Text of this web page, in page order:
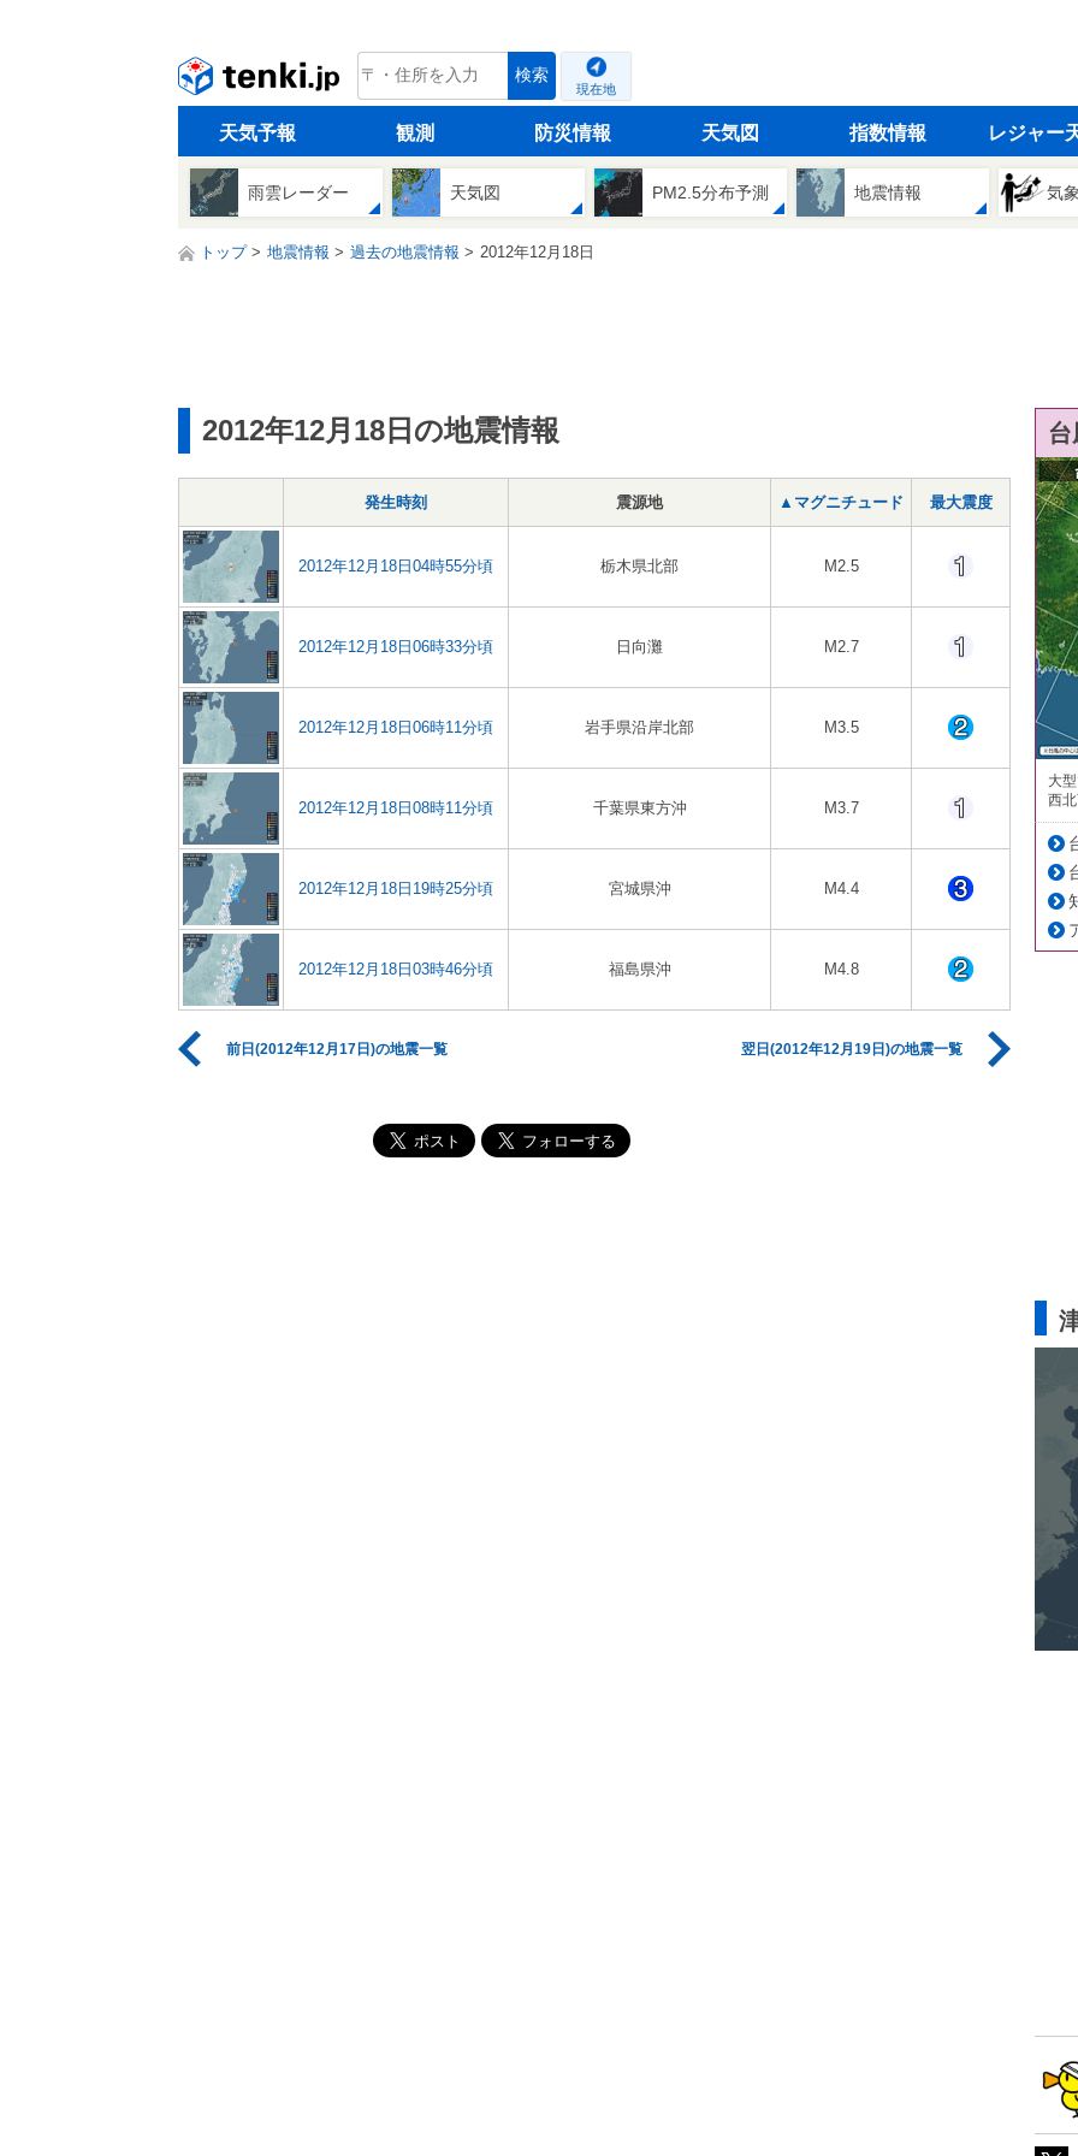
tenki.jp 検索
現在地
天気予報 観測 防災情報 天気図 指数情報 レジャー
雨雲レーダー 天気図 PM2.5分布予測 地震情報 気
トップ 地震情報 過去の地震情報 2012年12月18日
2012年12月18日の地震情報
発生時刻 震源地 ▲マグニチュード 最大震度
2012年12月18日04時55分頃 栃木県北部 M2.5
2012年12月18日06時33分頃 日向灘 M2.7
2012年12月18日06時11分頃 岩手県沿岸北部 M3.5
2012年12月18日08時11分頃 千葉県東方沖 M3.7
2012年12月18日19時25分頃 宮城県沖 M4.4
2012年12月18日03時46分頃 福島県沖 M4.8
前日(2012年12月17日)の地震一覧 翌日(2012年12月19日)の地震一覧
大
西